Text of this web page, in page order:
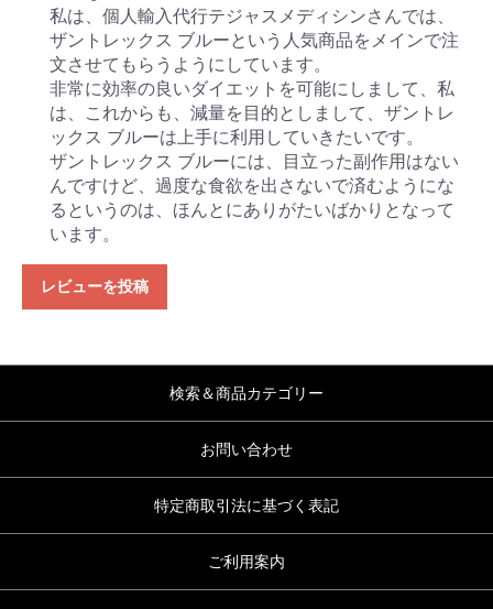
私は、個人輸入代行テジャスメディシンさんでは、
ザントレックス ブルーという人気商品をメインで注
文させてもらうようにしています。
非常に効率の良いダイエットを可能にしまして、私
は、これからも、減量を目的としまして、ザントレ
ックス ブルーは上手に利用していきたいです。
ザントレックス ブルーには、目立った副作用はない
んですけど、過度な食欲を出さないで済むようにな
るというのは、ほんとにありがたいばかりとなって
います。
レビューを投稿
検索＆商品カテゴリー
お問い合わせ
特定商取引法に基づく表記
ご利用案内